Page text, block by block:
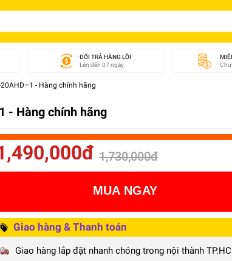
ĐỔI TRẢ HÀNG LỖI
Lên đến 07 ngày
- Hàng chính hãng
- Hàng chính hãng
1,730,000đ
MUA NGAY
Giao hàng & Thanh toán
Giao hàng lắp đặt nhanh chóng trong nội thành